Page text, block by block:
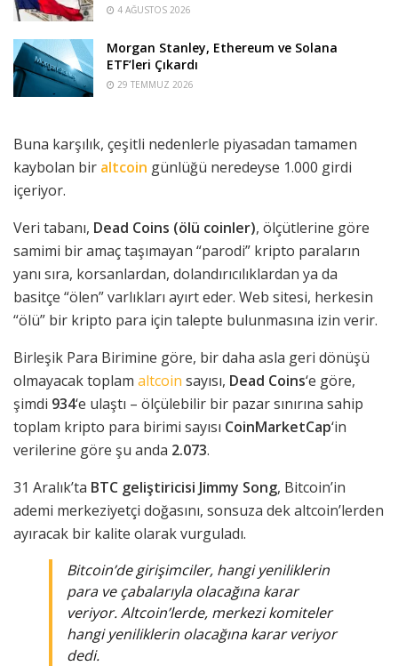
4 AĞUSTOS 2026
Morgan Stanley, Ethereum ve Solana
ETF’leri Çıkardı
29 TEMMUZ 2026
Buna karşılık, çeşitli nedenlerle piyasadan tamamen
kaybolan bir altcoin günlüğü neredeyse 1.000 girdi
içeriyor.
Veri tabanı, Dead Coins (ölü coinler), ölçütlerine göre
samimi bir amaç taşımayan “parodi” kripto paraların
yanı sıra, korsanlardan, dolandırıcılıklardan ya da
basitçe “ölen” varlıkları ayırt eder. Web sitesi, herkesin
“ölü” bir kripto para için talepte bulunmasına izin verir.
Birleşik Para Birimine göre, bir daha asla geri dönüşü
olmayacak toplam altcoin sayısı, Dead Coins‘e göre,
şimdi 934‘e ulaştı – ölçülebilir bir pazar sınırına sahip
toplam kripto para birimi sayısı CoinMarketCap‘in
verilerine göre şu anda 2.073.
31 Aralık’ta BTC geliştiricisi Jimmy Song, Bitcoin’in
ademi merkeziyetçi doğasını, sonsuza dek altcoin’lerden
ayıracak bir kalite olarak vurguladı.
Bitcoin’de girişimciler, hangi yeniliklerin
para ve çabalarıyla olacağına karar
veriyor. Altcoin’lerde, merkezi komiteler
hangi yeniliklerin olacağına karar veriyor
dedi.